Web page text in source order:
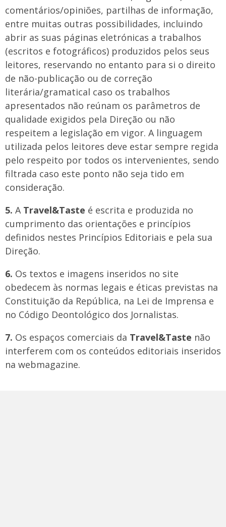
comentários/opiniões, partilhas de informação,
entre muitas outras possibilidades, incluindo
abrir as suas páginas eletrónicas a trabalhos
(escritos e fotográficos) produzidos pelos seus
leitores, reservando no entanto para si o direito
de não-publicação ou de correção
literária/gramatical caso os trabalhos
apresentados não reúnam os parâmetros de
qualidade exigidos pela Direção ou não
respeitem a legislação em vigor. A linguagem
utilizada pelos leitores deve estar sempre regida
pelo respeito por todos os intervenientes, sendo
filtrada caso este ponto não seja tido em
consideração.
5. A Travel&Taste é escrita e produzida no
cumprimento das orientações e princípios
definidos nestes Princípios Editoriais e pela sua
Direção.
6. Os textos e imagens inseridos no site
obedecem às normas legais e éticas previstas na
Constituição da República, na Lei de Imprensa e
no Código Deontológico dos Jornalistas.
7. Os espaços comerciais da Travel&Taste não
interferem com os conteúdos editoriais inseridos
na webmagazine.